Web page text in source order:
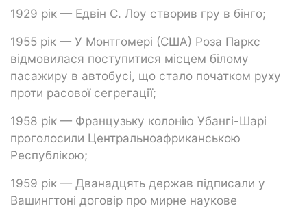
1929 рік — Едвін С. Лоу створив гру в бінго;
1955 рік — У Монтгомері (США) Роза Паркс
відмовилася поступитися місцем білому
пасажиру в автобусі, що стало початком руху
проти расової сегрегації;
1958 рік — Французьку колонію Убангі-Шарі
проголосили Центральноафриканською
Республікою;
1959 рік — Дванадцять держав підписали у
Вашингтоні договір про мирне наукове